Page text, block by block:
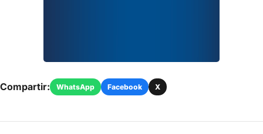
Compartir: WhatsApp Facebook X